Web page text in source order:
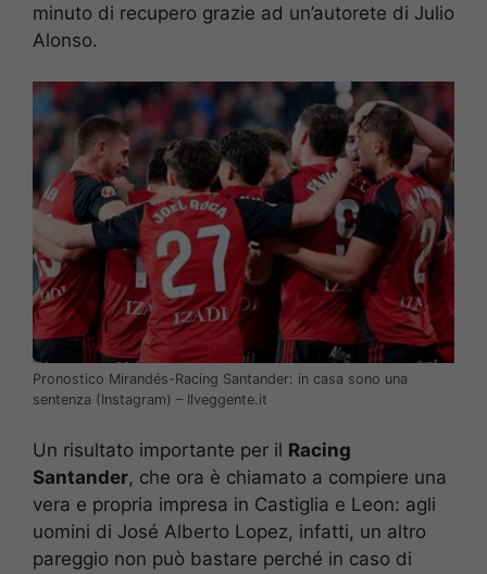
minuto di recupero grazie ad un’autorete di Julio
Alonso.
Pronostico Mirandés-Racing Santander: in casa sono una
sentenza (Instagram) – Ilveggente.it
Un risultato importante per il Racing
Santander, che ora è chiamato a compiere una
vera e propria impresa in Castiglia e Leon: agli
uomini di José Alberto Lopez, infatti, un altro
pareggio non può bastare perché in caso di